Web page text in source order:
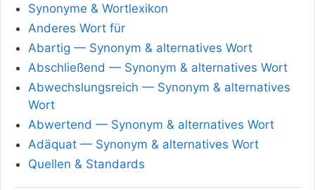
Synonyme & Wortlexikon
Anderes Wort für
Abartig — Synonym & alternatives Wort
Abschließend — Synonym & alternatives Wort
Abwechslungsreich — Synonym & alternatives
Wort
Abwertend — Synonym & alternatives Wort
Adäquat — Synonym & alternatives Wort
Quellen & Standards